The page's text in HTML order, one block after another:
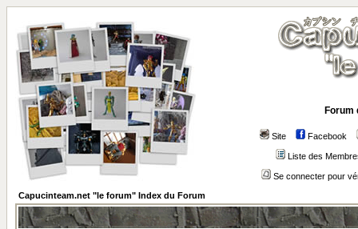
Forum
Site Facebook
Liste des
Se connecter pour
Capucinteam.net "le forum" Index du Forum